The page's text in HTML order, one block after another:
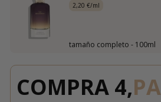
2,20 €/ml
tamaño completo - 100ml
COMPRA 4,